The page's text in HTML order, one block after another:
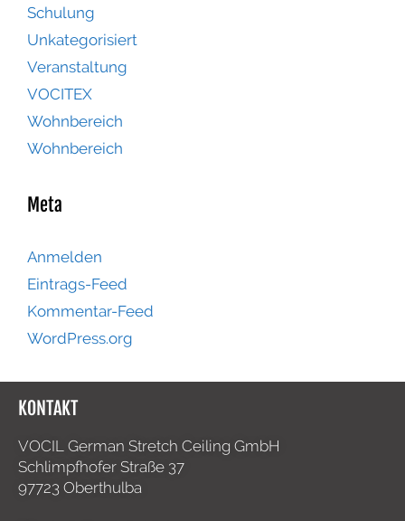
Schulung
Unkategorisiert
Veranstaltung
VOCITEX
Wohnbereich
Wohnbereich
Meta
Anmelden
Eintrags-Feed
Kommentar-Feed
WordPress.org
KONTAKT
VOCIL German Stretch Ceiling GmbH
Schlimpfhofer Straße 37
97723 Oberthulba